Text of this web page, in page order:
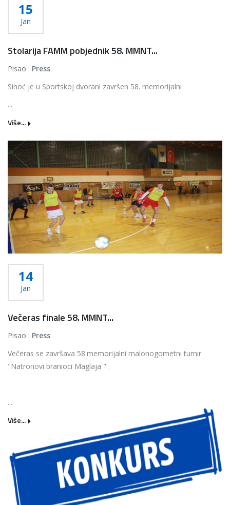
15
Jan
Stolarija FAMM pobjednik 58. MMNT...
Pisao : Press
Sinoć je u Sportskoj dvorani završen 58. memorijalni
...
Više...
14
Jan
Večeras finale 58. MMNT...
Pisao : Press
Večeras se završava 58.memorijalni malonogometni turnir
"Natronovi branioci Maglaja " .
...
Više...